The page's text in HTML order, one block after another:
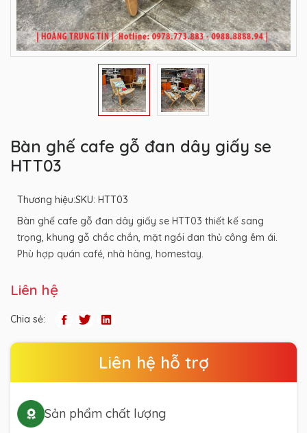
Bàn ghế cafe gỗ đan dây giấy se
HTT03
Thương hiệu:SKU: HTT03
Bàn ghế cafe gỗ đan dây giấy se HTT03 thiết kế sang
trọng, khung gỗ chắc chắn, mặt ngồi đan thủ công êm ái.
Phù hợp quán café, nhà hàng, homestay.
Liên hệ
Chia sẻ:
Liên hệ hỗ trợ
Sản phẩm chất lượng